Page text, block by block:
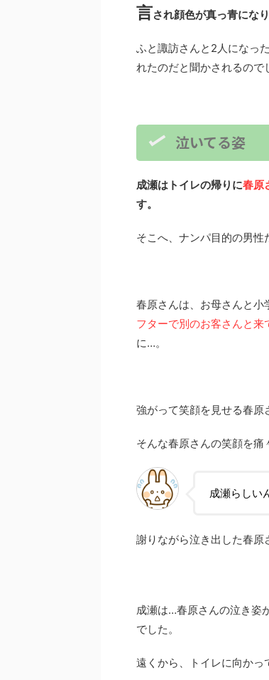
言され顔色が真っ青になり
ふと諏訪さんと2人になっ
れたのだと聞かされるので
泣いてる姿
成瀬はトイレの帰りに春原
す。
そこへ、ナンパ目的の男性
春原さんは、お母さんと小
フターで別のお客さんと来
に…。
強がって笑顔を見せる春原
そんな春原さんの笑顔を痛
成瀬らしい
謝りながら泣き出した春原
成瀬は…春原さんの泣き姿が
でした。
遠くから、トイレに向かっ